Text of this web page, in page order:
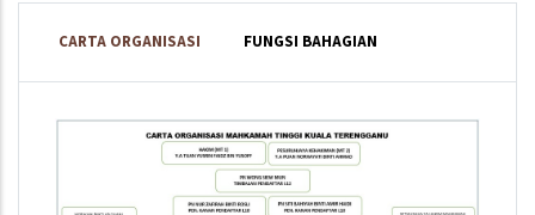
CARTA ORGANISASI FUNGSI BAHAGIAN